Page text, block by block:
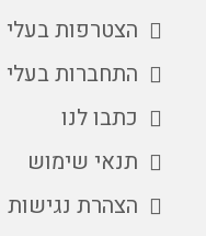
הצטרפות
התחברות
כתבו לנו
תנאי שימוש
הצהרת נגישות